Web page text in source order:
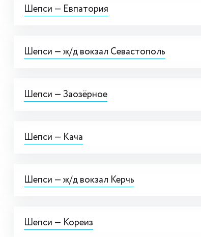
Шепси — Евпатория
Шепси — ж/д вокзал Севастополь
Шепси — Заозёрное
Шепси — Кача
Шепси — ж/д вокзал Керчь
Шепси — Кореиз